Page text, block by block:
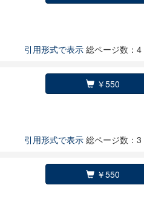
引用形式で表示 総ページ数：4
￥550
引用形式で表示 総ページ数：3
￥550